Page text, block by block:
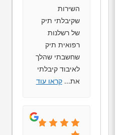
השירות
שקיבלתי תיק
של רשלנות
רפואית תיק
שחשבתי שהלך
לאיבוד קיבלתי
את...קראו עוד